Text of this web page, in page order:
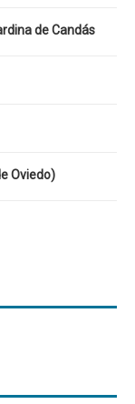
de Candás
Oviedo)